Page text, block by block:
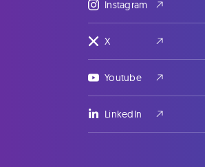
Instagram
X
Youtube
LinkedIn